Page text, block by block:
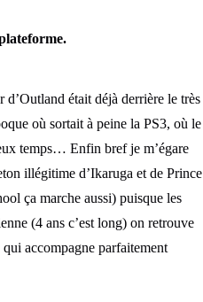
était déjà derrière le très
où sortait à peine la PS3, où le
temps… Enfin bref je m’égare
illégitime d’Ikaruga et de Prince
ça marche aussi) puisque les
(4 ans c’est long) on retrouve
accompagne parfaitement